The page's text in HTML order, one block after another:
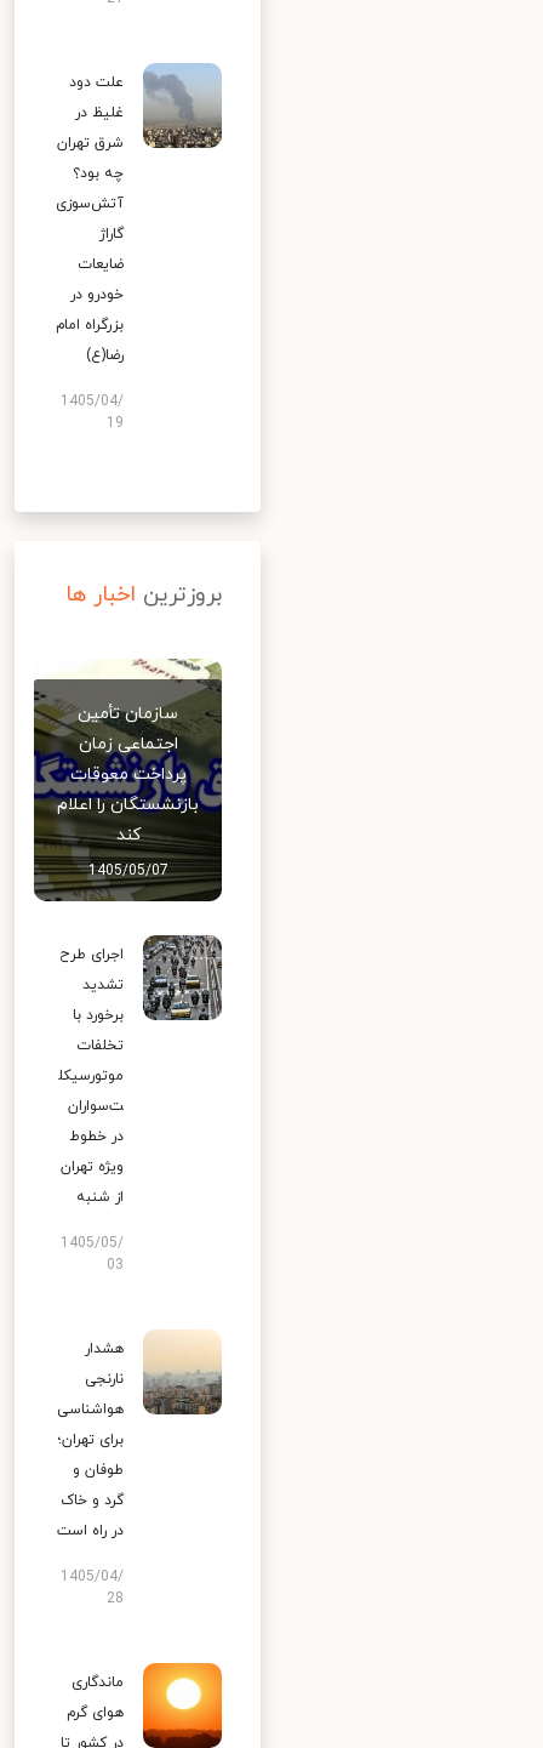
علت دود
غلیظ در
شرق تهران
چه بود؟
آتش‌سوزی
گاراژ
ضایعات
خودرو در
بزرگراه امام
رضا(ع)
1405/04/
19
بروزترین اخبار ها
سازمان تأمین
اجتماعی زمان
پرداخت معوقات
بازنشستگان را اعلام
کند
1405/05/07
اجرای طرح
تشدید
برخورد با
تخلفات
موتورسیکل
ت‌سواران
در خطوط
ویژه تهران
از شنبه
1405/05/
03
هشدار
نارنجی
هواشناسی
برای تهران؛
طوفان و
گرد و خاک
در راه است
1405/04/
28
ماندگاری
هوای گرم
در کشور تا